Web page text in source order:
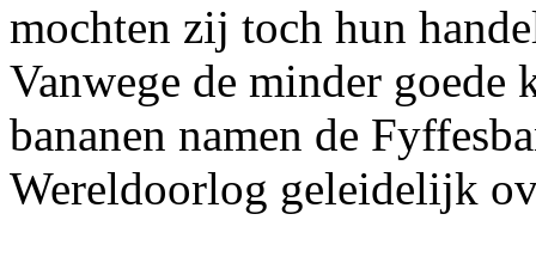
mochten zij toch hun
Vanwege de minder goede
bananen namen de
Wereldoorlog geleidelijk